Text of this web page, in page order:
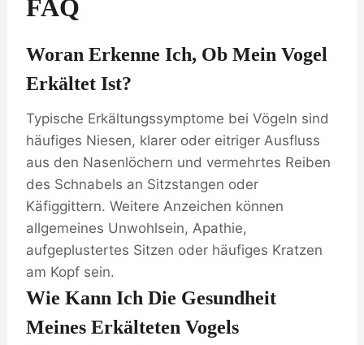
FAQ
Woran Erkenne Ich, Ob Mein Vogel
Erkältet Ist?
Typische Erkältungssymptome bei Vögeln sind
häufiges Niesen, klarer oder eitriger Ausfluss
aus den Nasenlöchern und vermehrtes Reiben
des Schnabels an Sitzstangen oder
Käfiggittern. Weitere Anzeichen können
allgemeines Unwohlsein, Apathie,
aufgeplustertes Sitzen oder häufiges Kratzen
am Kopf sein.
Wie Kann Ich Die Gesundheit
Meines Erkälteten Vogels